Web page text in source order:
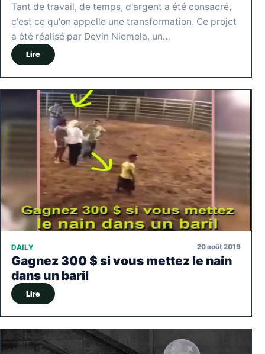
Tant de travail, de temps, d'argent a été consacré,
c'est ce qu'on appelle une transformation. Ce projet
a été réalisé par Devin Niemela, un…
Lire
DAILY 20 août 2019
Gagnez 300 $ si vous mettez le nain
dans un baril
Lire